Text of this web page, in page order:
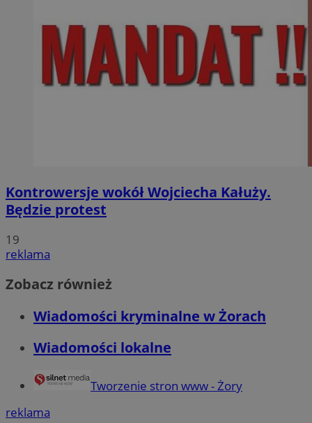
Kontrowersje wokół Wojciecha Kałuży.
Będzie protest
19
reklama
Zobacz również
Wiadomości kryminalne w Żorach
Wiadomości lokalne
Tworzenie stron www - Żory
reklama